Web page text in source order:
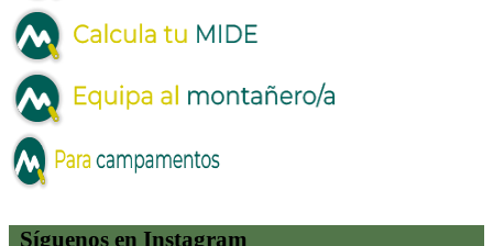
Síguenos en Instagram